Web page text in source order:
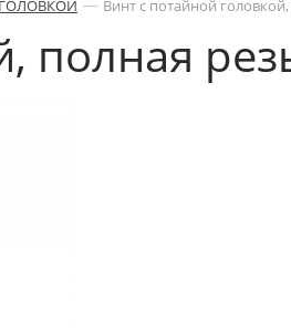
— Винт с потайной
полная